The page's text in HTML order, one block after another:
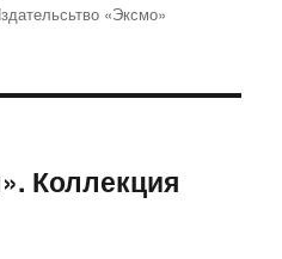
«Эксмо»
Коллекция